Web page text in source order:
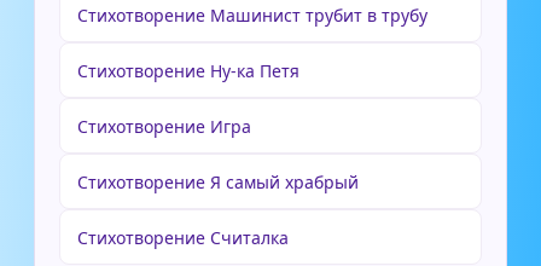
Стихотворение Машинист трубит в трубу
Стихотворение Ну-ка Петя
Стихотворение Игра
Стихотворение Я самый храбрый
Стихотворение Считалка